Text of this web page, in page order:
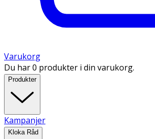
Varukorg
Du har 0 produkter i din varukorg.
Produkter
Kampanjer
Kloka Råd